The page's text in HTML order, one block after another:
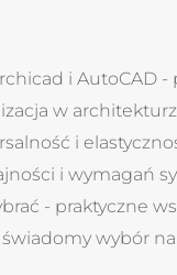
i AutoCAD
w
i
i wymagań
- praktyczne
wybór